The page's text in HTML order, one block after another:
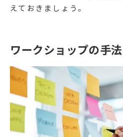
えておきましょう。
ワークショップの手